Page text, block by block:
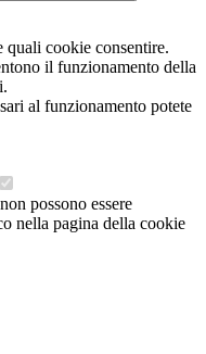
quali cookie consentire.
il funzionamento della
al funzionamento potete
possono essere
nella pagina della cookie